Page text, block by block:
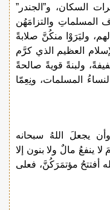
السكان، و”الجندر”
المسلماتِ والتزامَهُن
وليَرَوْا منكُنَّ صلابةً
العظيم الذي كرَّم
ولبنةً قويةً صالحةً
المسلمات، ونِعِمّا
يجعلَ اللهُ سبحانه
ينفعُ مالٌ ولا بنون إلا
أفتتحُ مؤتمَرَكُنَّ، فعلى